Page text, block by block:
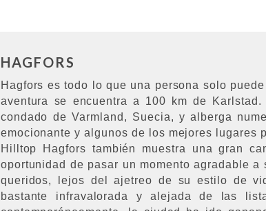
HAGFORS
Hagfors es todo lo que una persona solo
aventura se encuentra a 100 km de
condado de Varmland, Suecia, y alberga
emocionante y algunos de los mejores lugares
Hilltop Hagfors también muestra una gran
oportunidad de pasar un momento agradable
queridos, lejos del ajetreo de su estilo de
bastante infravalorada y alejada de las